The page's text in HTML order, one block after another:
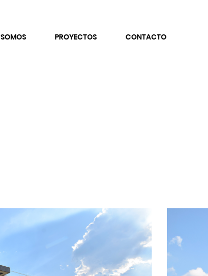
SOMOS PROYECTOS CONTACTO